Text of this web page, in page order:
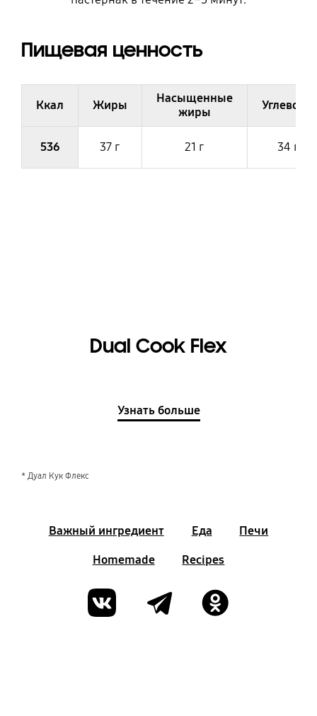
Пищевая ценность
Ккал Жиры
Насыщенные
жиры
Углеводы
536 37 г 21 г 34 г
Dual Cook Flex
Узнать больше
* Дуал Кук Флекс
Важный ингредиент Еда
Печи
Homemade
Recipes